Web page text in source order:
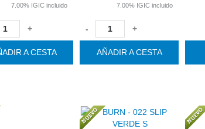
7.00% IGIC incluido
+
A CESTA
7.00% IGIC incluido
- +
AÑADIR A CESTA